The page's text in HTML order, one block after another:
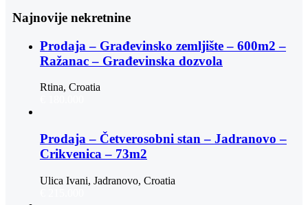
Najnovije nekretnine
Prodaja – Građevinsko zemljište – 600m2 –
Ražanac – Građevinska dozvola
Rtina, Croatia
Prodaja – Četverosobni stan – Jadranovo –
Crikvenica – 73m2
Ulica Ivani, Jadranovo, Croatia